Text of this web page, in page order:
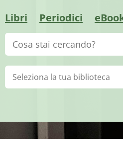
Libri Periodici
Cerca su "Catalogo"
Biblioteca: